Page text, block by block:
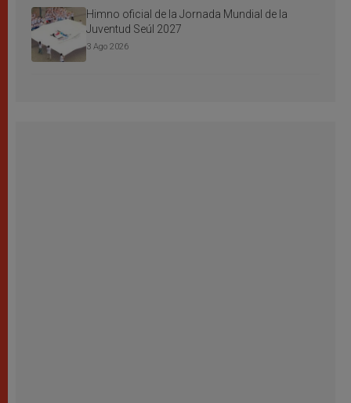
Himno oficial de la Jornada Mundial de la
Juventud Seúl 2027
3 Ago 2026